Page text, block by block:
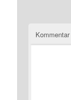
Kommentar